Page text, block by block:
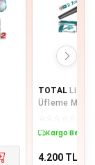
TOTAL Li-ion
Üfleme
Kargo
4.200 TL